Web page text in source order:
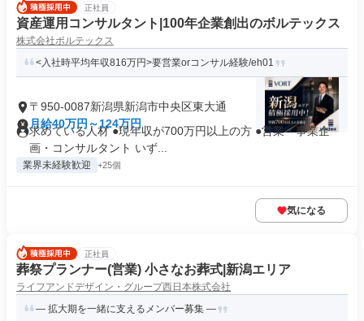
正社員
資産運用コンサルタント|100年企業創出のボルテックス
株式会社ボルテックス
<入社時平均年収816万円>要営業orコンサル経験/eh01
〒950-0087新潟県新潟市中央区東大通
月給40万円～124万円
求めている人材 ●現年収が700万円以上の方 ●営業・事業企
画・コンサルタント いず...
業界未経験歓迎 +25個
気になる
正社員
葬祭プランナー(営業) 小さなお葬式|新潟エリア
ライフアンドデザイン・グループ西日本株式会社
― 拡大期を一緒に支えるメンバー募集 ―